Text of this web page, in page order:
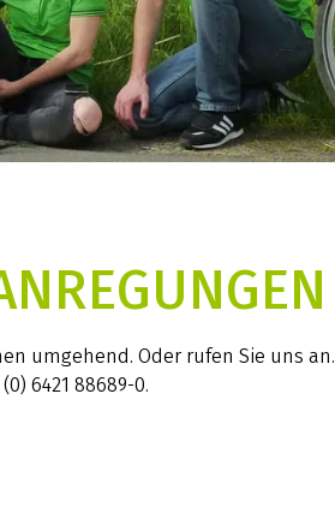
umgehend. Oder rufen Sie uns an.
6421 88689-0.